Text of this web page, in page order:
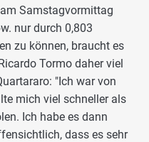
Samstagvormittag
nur durch 0,803
zu können, braucht es
Tormo daher viel
"Ich war von
mich viel schneller als
Ich habe es dann
dass es sehr